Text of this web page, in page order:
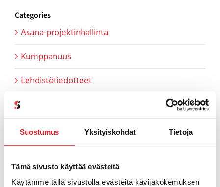
Suostumus Yksityiskohdat Tietoja
Tämä sivusto käyttää evästeitä
Käytämme tällä sivustolla evästeitä kävijäkokemuksen
Categories
Asana-projektinhallinta
Kumppanuus
Lehdistötiedotteet
Pipedrive